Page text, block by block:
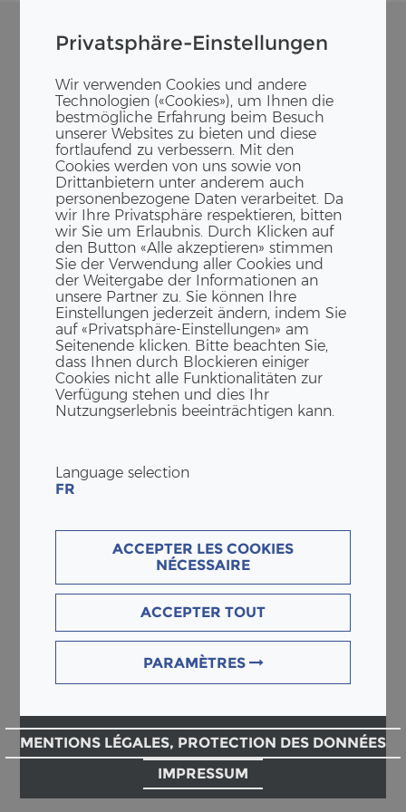
Privatsphäre-Einstellungen
Wir verwenden Cookies und andere
Technologien («Cookies»), um Ihnen die
bestmögliche Erfahrung beim Besuch
unserer Websites zu bieten und diese
fortlaufend zu verbessern. Mit den
Cookies werden von uns sowie von
Drittanbietern unter anderem auch
personenbezogene Daten verarbeitet. Da
wir Ihre Privatsphäre respektieren, bitten
wir Sie um Erlaubnis. Durch Klicken auf
den Button «Alle akzeptieren» stimmen
Sie der Verwendung aller Cookies und
der Weitergabe der Informationen an
unsere Partner zu. Sie können Ihre
Einstellungen jederzeit ändern, indem Sie
auf «Privatsphäre-Einstellungen» am
Seitenende klicken. Bitte beachten Sie,
dass Ihnen durch Blockieren einiger
Cookies nicht alle Funktionalitäten zur
Verfügung stehen und dies Ihr
Nutzungserlebnis beeinträchtigen kann.
Language selection
FR
ACCEPTER LES COOKIES
NÉCESSAIRE
ACCEPTER TOUT
PARAMÈTRES
MENTIONS LÉGALES, PROTECTION DES DONNÉES
IMPRESSUM